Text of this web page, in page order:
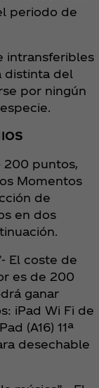
periodo de
intransferibles
distinta del
por ningún
200 puntos,
Momentos
de
en dos
El coste de
es de 200
ganar
iPad Wi Fi de
(A16) 11ª
desechable